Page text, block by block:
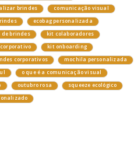
brindes
comunicação visual
ecobag personalizada
de brindes
kit colaboradores
kit onboarding
corporativos
mochila personalizada
o que é a comunicação visual
outubro rosa
squeeze ecológico